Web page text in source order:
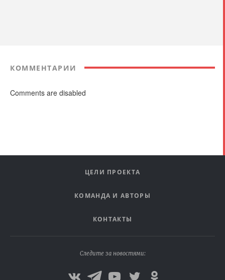
КОММЕНТАРИИ
Comments are disabled
ЦЕЛИ ПРОЕКТА
КОМАНДА И АВТОРЫ
КОНТАКТЫ
Следите за новостями: